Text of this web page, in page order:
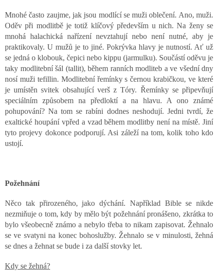
Mnohé často zaujme, jak jsou modlící se muži oblečení. Ano, muži.
Oděv při modlitbě je totiž klíčový především u nich. Na ženy se
mnohá halachická nařízení nevztahují nebo není nutné, aby je
praktikovaly. U mužů je to jiné. Pokrývka hlavy je nutností. Ať už
se jedná o klobouk, čepici nebo kippu (jarmulku). Součástí oděvu je
taky modlitební šál (tallit), během ranních modliteb a ve všední dny
nosí muži tefillin. Modlitební řemínky s černou krabičkou, ve které
je umístěn svitek obsahující verš z Tóry. Řemínky se připevňují
speciálním způsobem na předloktí a na hlavu. A ono známé
pohupování? Na tom se rabíni dodnes neshodují. Jedni tvrdí, že
exaltické houpání vpřed a vzad během modlitby není na místě. Jiní
tyto projevy dokonce podporují. Asi záleží na tom, kolik toho kdo
ustojí.
Požehnání
Něco tak přirozeného, jako dýchání. Například Bible se nikde
nezmiňuje o tom, kdy by mělo být požehnání pronášeno, zkrátka to
bylo všeobecně známo a nebylo třeba to nikam zapisovat. Žehnalo
se ve svatyni na konec bohoslužby. Žehnalo se v minulosti, žehná
se dnes a žehnat se bude i za další stovky let.
Kdy se žehná?